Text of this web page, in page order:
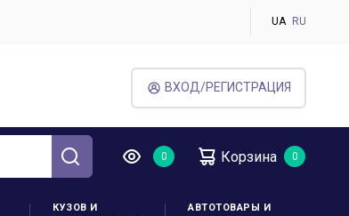
UA RU
ВХОД/РЕГИСТРАЦИЯ
Корзина
КУЗОВ И
АВТОТОВАРЫ И